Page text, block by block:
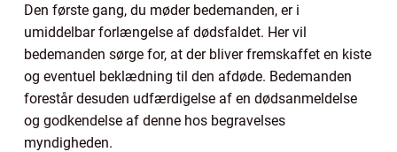
Den første gang, du møder bedemanden, er i
umiddelbar forlængelse af dødsfaldet. Her vil
bedemanden sørge for, at der bliver fremskaffet en kiste
og eventuel beklædning til den afdøde. Bedemanden
forestår desuden udfærdigelse af en dødsanmeldelse
og godkendelse af denne hos begravelses
myndigheden.